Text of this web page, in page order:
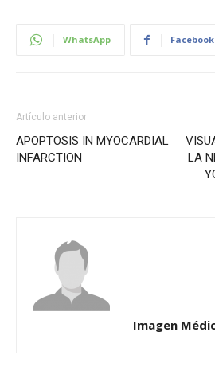
WhatsApp Facebook
Artículo anterior
APOPTOSIS IN MYOCARDIAL
INFARCTION
LA
Imagen